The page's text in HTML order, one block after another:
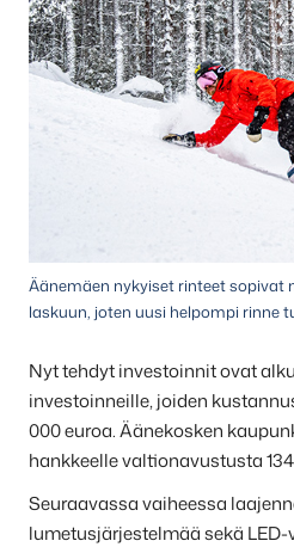
Äänemäen nykyiset rinteet sopivat
laskuun, joten uusi helpompi rinne
Nyt tehdyt investoinnit ovat
investoinneille, joiden
000 euroa. Äänekosken
hankkeelle valtionavustusta
Seuraavassa vaiheessa
lumetusjärjestelmää sekä